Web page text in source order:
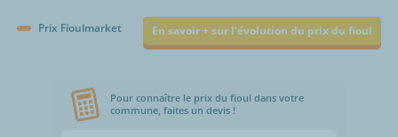
Prix Fioulmarket En savoir + sur l'évolution du prix du fioul
Pour connaître le prix du fioul dans votre
commune, faites un devis !